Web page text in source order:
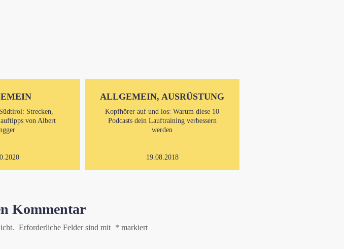
Strecken,
von Albert
ALLGEMEIN, AUSRÜSTUNG
Kopfhörer auf und los: Warum diese 10
Podcasts dein Lauftraining verbessern
werden
19.08.2018
Kommentar
Erforderliche Felder sind mit * markiert